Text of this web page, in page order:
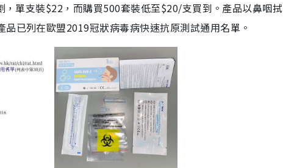
單支裝$22，而購買500套裝低至$20/支買到。產品以鼻咽
已列在歐盟2019冠狀病毒病快速抗原測試通用名單。